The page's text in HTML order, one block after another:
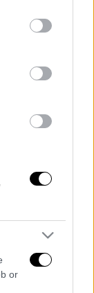
may click to
tags to
below Google
or
από
μέσα
ερώτησή
μέσα σε
οι